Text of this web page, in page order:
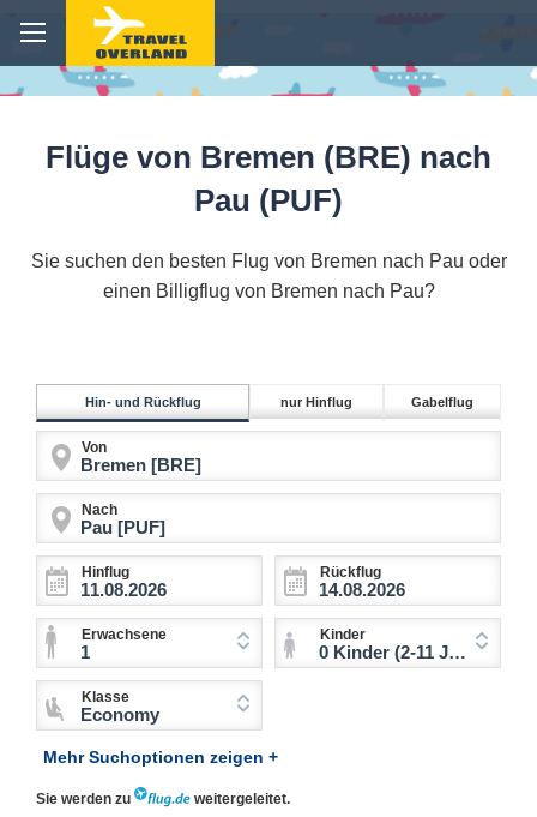
Flüge von Bremen (BRE) nach
Pau (PUF)
Sie suchen den besten Flug von Bremen nach Pau oder
einen Billigflug von Bremen nach Pau?
Hin- und Rückflug nur Hinflug Gabelflug
Von
Nach
Hinflug Rückflug
Erwachsene
1
Kinder
0 Kinder (2-11 Jahre)
Klasse
Economy
Mehr Suchoptionen zeigen +
Sie werden zu weitergeleitet.